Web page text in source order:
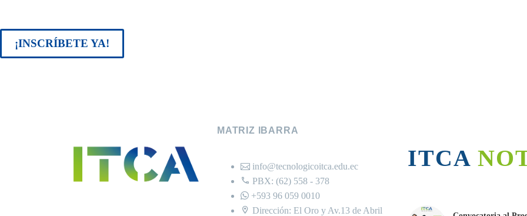
¡INSCRÍBETE YA!
MATRIZ IBARRA
info@tecnologicoitca.edu.ec
PBX: (62) 558 - 378
+593 96 059 0010
Dirección: El Oro y Av.13 de Abril
ITCA